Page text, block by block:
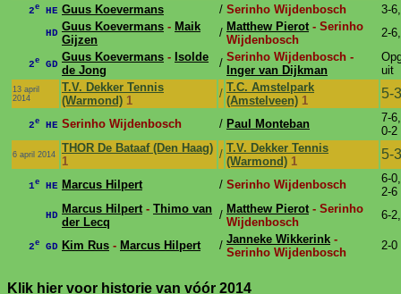
2e HE Guus Koevermans / Serinho Wijdenbosch 3-
HD Guus Koevermans - Maik
Gijzen
/ Matthew Pierot- Serinho
Wijdenbosch
2-
2e GD
Guus Koevermans - Isolde
de Jong
/ Serinho Wijdenbosch -
Inger van Dijkman
uit
13 april
2014
T.V. Dekker Tennis
(Warmond) 1
/ T.C. Amstelpark
(Amstelveen) 1 5-3
2e HE Serinho Wijdenbosch / Paul Monteban
7-
0-2
6 april 2014
THOR De Bataaf (Den Haag)
1
/ T.V. Dekker Tennis
(Warmond) 1 5-3
1e HE Marcus Hilpert / Serinho Wijdenbosch
6-
2-6
HD Marcus Hilpert- Thimo van
der Lecq
/ Matthew Pierot- Serinho
Wijdenbosch
6-
2e GD Kim Rus - Marcus Hilpert / Janneke Wikkerink -
Serinho Wijdenbosch
2-0
Klik hier voor historie van vóór 2014